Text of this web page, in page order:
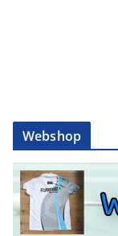
Webshop